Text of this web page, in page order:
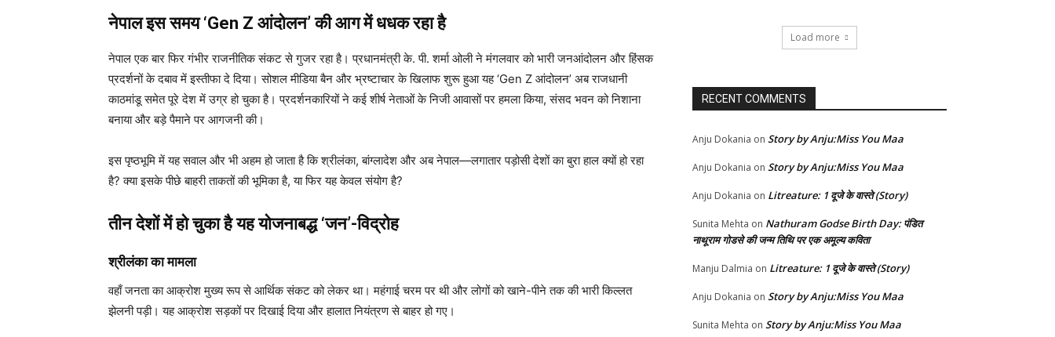
नेपाल इस समय ‘Gen Z आंदोलन’ की आग में धधक रहा है
नेपाल एक बार फिर गंभीर राजनीतिक संकट से गुजर रहा है। प्रधानमंत्री के. पी. शर्मा ओली ने मंगलवार को भारी जनआंदोलन और हिंसक
प्रदर्शनों के दबाव में इस्तीफा दे दिया। सोशल मीडिया बैन और भ्रष्टाचार के खिलाफ शुरू हुआ यह ‘Gen Z आंदोलन’ अब राजधानी
काठमांडू समेत पूरे देश में उग्र हो चुका है। प्रदर्शनकारियों ने कई शीर्ष नेताओं के निजी आवासों पर हमला किया, संसद भवन को निशाना
बनाया और बड़े पैमाने पर आगजनी की।
इस पृष्ठभूमि में यह सवाल और भी अहम हो जाता है कि श्रीलंका, बांग्लादेश और अब नेपाल—लगातार पड़ोसी देशों का बुरा हाल क्यों हो रहा
है? क्या इसके पीछे बाहरी ताकतों की भूमिका है, या फिर यह केवल संयोग है?
तीन देशों में हो चुका है यह योजनाबद्ध ‘जन’-विद्रोह
श्रीलंका का मामला
वहाँ जनता का आक्रोश मुख्य रूप से आर्थिक संकट को लेकर था। महंगाई चरम पर थी और लोगों को खाने-पीने तक की भारी किल्लत
झेलनी पड़ी। यह आक्रोश सड़कों पर दिखाई दिया और हालात नियंत्रण से बाहर हो गए।
Load more
RECENT COMMENTS
Anju Dokania on Story by Anju:Miss You Maa
Anju Dokania on Story by Anju:Miss You Maa
Anju Dokania on Litreature: 1 दूजे के वास्ते (Story)
Sunita Mehta on Nathuram Godse Birth Day: पंडित
नाथूराम गोडसे की जन्म तिथि पर एक अमूल्य कविता
Manju Dalmia on Litreature: 1 दूजे के वास्ते (Story)
Anju Dokania on Story by Anju:Miss You Maa
Sunita Mehta on Story by Anju:Miss You Maa